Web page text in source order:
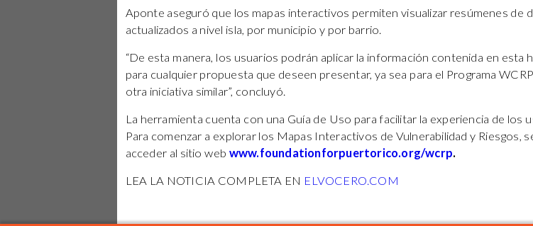
Aponte aseguró que los mapas interactivos permiten visualizar resúmenes de
actualizados a nivel isla, por municipio y por barrio.
“De esta manera, los usuarios podrán aplicar la información contenida en esta
para cualquier propuesta que deseen presentar, ya sea para el Programa
otra iniciativa similar”, concluyó.
La herramienta cuenta con una Guía de Uso para facilitar la experiencia de los
Para comenzar a explorar los Mapas Interactivos de Vulnerabilidad y Riesgos,
acceder al sitio web www.foundationforpuertorico.org/wcrp.
LEA LA NOTICIA COMPLETA EN ELVOCERO.COM